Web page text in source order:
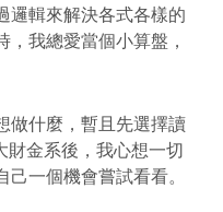
邏輯來解決各式各樣的
我總愛當個小算盤，
做什麼，暫且先選擇讀
財金系後，我心想一切
一個機會嘗試看看。